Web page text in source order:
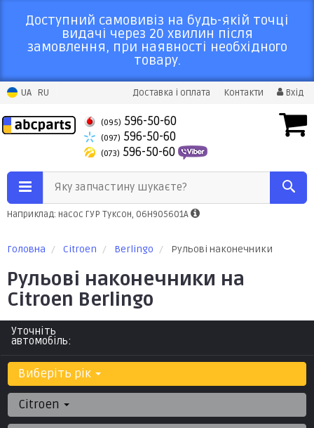
Доступний самовивіз на будь-якій точці
видачі через 20 хвилин після
замовлення, при наявності необхідного
товару.
UA RU Доставка і оплата Контакти Вхід
(095) 596-50-60
(097) 596-50-60
(073) 596-50-60
Яку запчастину шукаєте?
Наприклад: насос ГУР Туксон, 06H905601A
Головна Citroen Berlingo Рульові наконечники
Рульові наконечники на
Citroen Berlingo
Уточніть
автомобіль:
Виберіть рік
Citroen